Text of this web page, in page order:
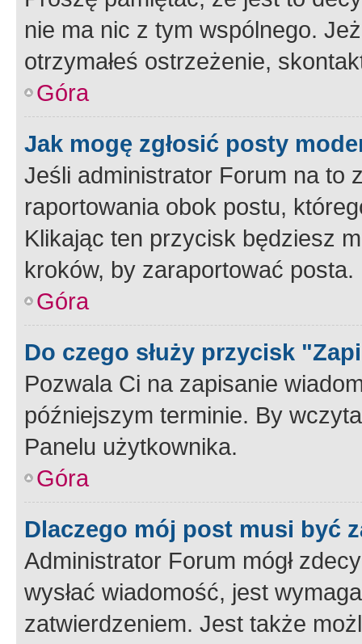
nie ma nic z tym wspólnego.
otrzymałeś ostrzeżenie,
Góra
Jak mogę zgłosić posty
Jeśli administrator Forum na to
raportowania obok postu,
Klikając ten przycisk będziesz
kroków, by zaraportować posta.
Góra
Do czego służy przycisk
Pozwala Ci na zapisanie
późniejszym terminie. By
Panelu użytkownika.
Góra
Dlaczego mój post musi być
Administrator Forum mógł
wysłać wiadomość, jest
zatwierdzeniem. Jest także